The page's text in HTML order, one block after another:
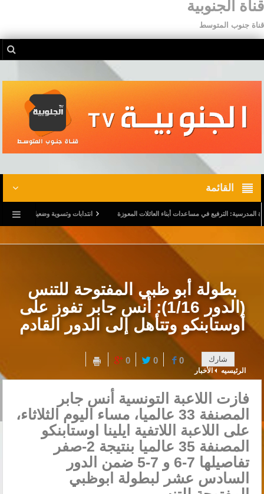
قناة الجنوبية
قناة جنوب المتوسط
القائمة
الترفيع في مساعدات أبناء العائلات المعوزة انتدابات وتسوية وضعيات.. وترفيع في أجور
بطولة أبو ظبي المفتوحة للتنس
(الدور 1/16): أنس جابر تفوز على
أوستابنكو وتتأهل إلى الدور القادم
شارك 0
0
0
الرئيسيه الأخبار
فازت اللاعبة التونسية أنس جابر
المصنفة 33 عالميا، مساء اليوم الثلاثاء،
على اللاعبة اللاتفية ايلينا اوستابنكو
المصنفة 35 عالميا بنتيجة 2-صفر
تفاصيلها 7-6 و 7-5 ضمن الدور
السادس عشر لبطولة ابوظبي